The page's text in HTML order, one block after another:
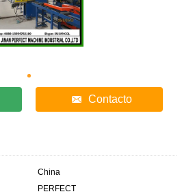
Contacto
China
PERFECT